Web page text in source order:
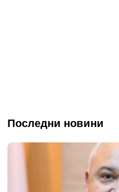
Последни новини